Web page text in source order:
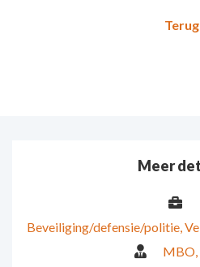
Meer
Beveiliging/defensie/politie
MBO